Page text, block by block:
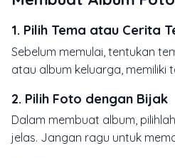
1. Pilih Tema atau Cerita
Sebelum memulai, tentukan
atau album keluarga, memiliki
2. Pilih Foto dengan Bijak
Dalam membuat album,
jelas. Jangan ragu untuk